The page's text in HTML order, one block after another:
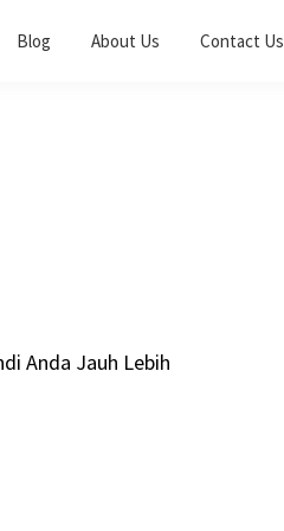
Blog About Us Contact Us
Anda Jauh Lebih